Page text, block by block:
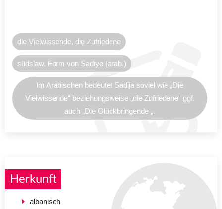
die Vielwissende, die Zufriedene
südslaw. Form von Sadiye (arab.)
Im Arabischen bedeutet Sadija soviel wie „Die
Vielwissende“ beziehungsweise „die Zufriedene“ ggf.
auch „Die Glückbringende „.
Herkunft
albanisch